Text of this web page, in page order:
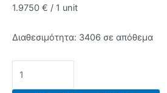
1.9750 € / 1 unit
Διαθεσιμότητα: 3406 σε απόθεμα
Οδοντόκρεμας